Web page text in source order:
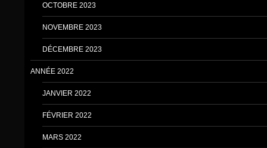
OCTOBRE 2023
NOVEMBRE 2023
DÉCEMBRE 2023
ANNÉE 2022
JANVIER 2022
FÉVRIER 2022
MARS 2022